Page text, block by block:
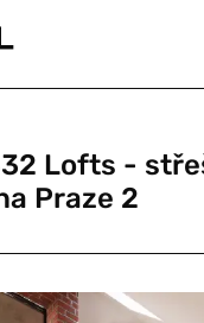
Lofts -
Praze 2